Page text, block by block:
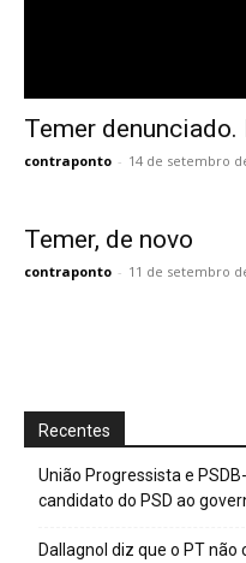
Temer
contraponto - 14 de setembro
Temer, de novo
contraponto - 11 de setembro
Recentes
União Progressista e
candidato do PSD ao
Dallagnol diz que o PT